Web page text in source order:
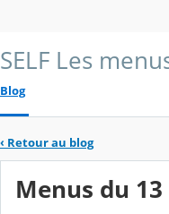
SELF Les
Blog
‹ Retour au blog
Menus du